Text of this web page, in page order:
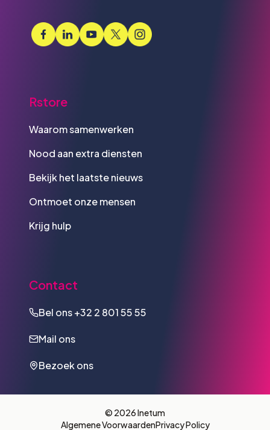
Rstore
Waarom samenwerken
Nood aan extra diensten
Bekijk het laatste nieuws
Ontmoet onze mensen
Krijg hulp
Contact
Bel ons+32 2 801 55 55
Mail ons
Bezoek ons
© 2026 Inetum
Algemene VoorwaardenPrivacy Policy